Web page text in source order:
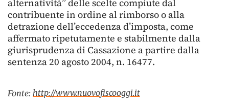
alternatività” delle scelte compiute dal
contribuente in ordine al rimborso o alla
detrazione dell’eccedenza d’imposta, come
affermato ripetutamente e stabilmente dalla
giurisprudenza di Cassazione a partire dalla
sentenza 20 agosto 2004, n. 16477.
Fonte: http://www.nuovofiscooggi.it